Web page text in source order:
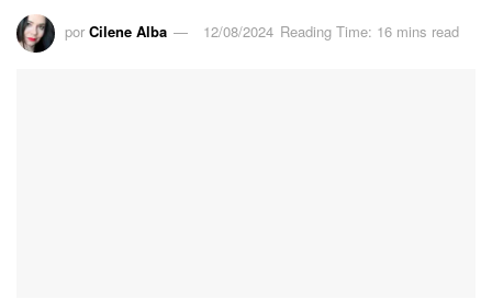
por Cilene Alba 12/08/2024 Reading Time: 16 mins read